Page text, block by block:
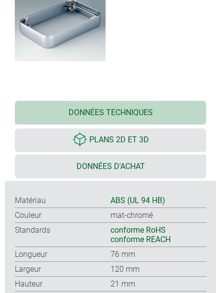
DONNÉES TECHNIQUES
PLANS 2D ET 3D
DONNÉES D'ACHAT
Matériau
ABS (UL 94 HB)
Couleur
mat-chromé
Standards
conforme RoHS
conforme REACH
Longueur
76 mm
Largeur
120 mm
Hauteur
21 mm